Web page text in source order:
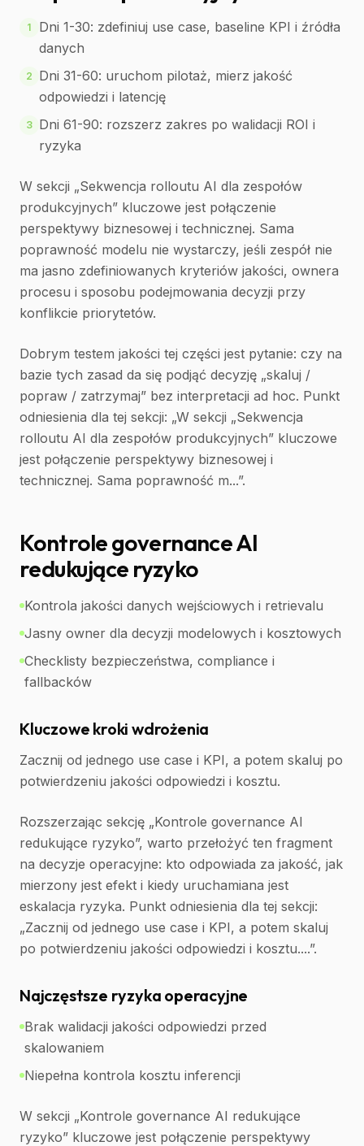
1
Dni 1-30: zdefiniuj use case, baseline KPI i źródła
danych
2
Dni 31-60: uruchom pilotaż, mierz jakość
odpowiedzi i latencję
3 Dni 61-90: rozszerz zakres po walidacji ROI i
ryzyka
W sekcji „Sekwencja rolloutu AI dla zespołów
produkcyjnych” kluczowe jest połączenie
perspektywy biznesowej i technicznej. Sama
poprawność modelu nie wystarczy, jeśli zespół nie
ma jasno zdefiniowanych kryteriów jakości, ownera
procesu i sposobu podejmowania decyzji przy
konflikcie priorytetów.
Dobrym testem jakości tej części jest pytanie: czy na
bazie tych zasad da się podjąć decyzję „skaluj /
popraw / zatrzymaj” bez interpretacji ad hoc. Punkt
odniesienia dla tej sekcji: „W sekcji „Sekwencja
rolloutu AI dla zespołów produkcyjnych” kluczowe
jest połączenie perspektywy biznesowej i
technicznej. Sama poprawność m...”.
Kontrole governance AI
redukujące ryzyko
Kontrola jakości danych wejściowych i retrievalu
Jasny owner dla decyzji modelowych i kosztowych
Checklisty bezpieczeństwa, compliance i
fallbacków
Kluczowe kroki wdrożenia
Zacznij od jednego use case i KPI, a potem skaluj po
potwierdzeniu jakości odpowiedzi i kosztu.
Rozszerzając sekcję „Kontrole governance AI
redukujące ryzyko”, warto przełożyć ten fragment
na decyzje operacyjne: kto odpowiada za jakość, jak
mierzony jest efekt i kiedy uruchamiana jest
eskalacja ryzyka. Punkt odniesienia dla tej sekcji:
„Zacznij od jednego use case i KPI, a potem skaluj
po potwierdzeniu jakości odpowiedzi i kosztu....”.
Najczęstsze ryzyka operacyjne
Brak walidacji jakości odpowiedzi przed
skalowaniem
Niepełna kontrola kosztu inferencji
W sekcji „Kontrole governance AI redukujące
ryzyko” kluczowe jest połączenie perspektywy